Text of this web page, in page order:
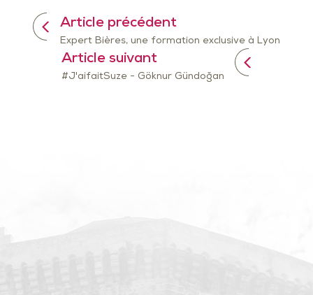
Article précédent
Expert Bières, une formation exclusive à Lyon
Article suivant
#J'aifaitSuze - Göknur Gündoğan